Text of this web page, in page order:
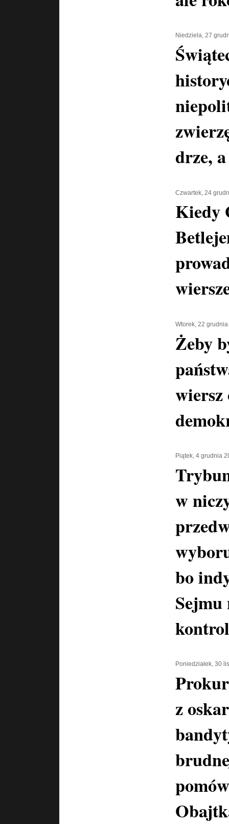
Niedziela, 27
drze,
Czwartek, 24
Kiedy
Wtorek, 22
Żeby
Piątek, 4 grudnia
w
bo
Sejmu
Poniedziałek, 30
z